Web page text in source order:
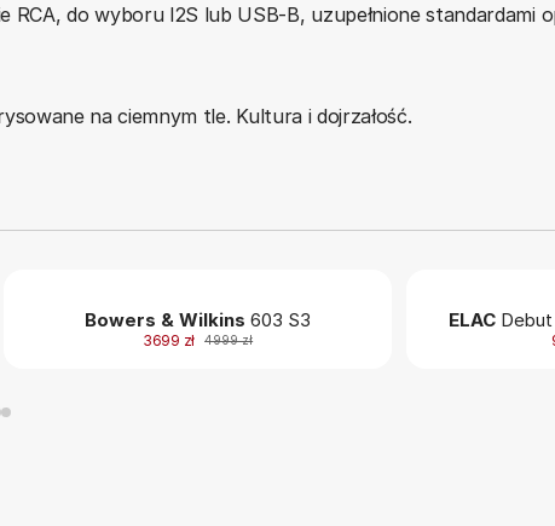
do wyboru I2S lub USB-B, uzupełnione standardami
na ciemnym tle. Kultura i dojrzałość.
Bowers & Wilkins 603 S3
3699 zł 4999 zł
ELACDebut